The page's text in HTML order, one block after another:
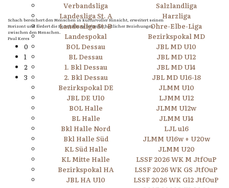
Schach bereichert den Menschen in kulturvoller Hinsicht, erweitert seinen
Horizont und fördert die Entwicklung freundschaftlicher Beziehungen
zwischen den Menschen.
Paul Keres
0
1
2
3
Verbandsliga
Salzlandliga
Landesliga St. A
Harzliga
Landesliga St. B
Ohre-Elbe-Liga
Landespokal
Bezirkspokal MD
BOL Dessau
JBL MD U10
BL Dessau
JBL MD U12
1. Bkl Dessau
JBL MD U14
2. Bkl Dessau
JBL MD U16-18
Bezirkspokal DE
JLMM U10
JBL DE U10
LJMM U12
BOL Halle
JLMM U12w
BL Halle
JLMM U14
Bkl Halle Nord
LJL u16
Bkl Halle Süd
JLMM U16w + U20w
KL Süd Halle
JLMM U20
KL Mitte Halle
LSSF 2026 WK M JtfOuP
Bezirkspokal HA
LSSF 2026 WK GS JtfOuP
JBL HA U10
LSSF 2026 WK G12 JtfOuP